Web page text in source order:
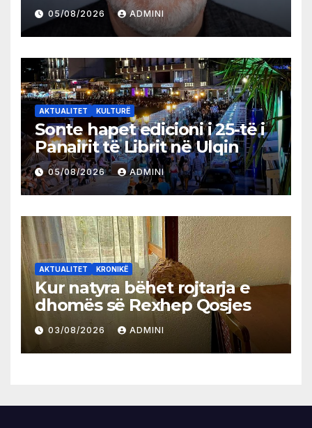
05/08/2026 ADMINI
AKTUALITET KULTURË
Sonte hapet edicioni i 25-të i
Panairit të Librit në Ulqin
05/08/2026 ADMINI
AKTUALITET KRONIKË
Kur natyra bëhet rojtarja e
dhomës së Rexhep Qosjes
03/08/2026 ADMINI